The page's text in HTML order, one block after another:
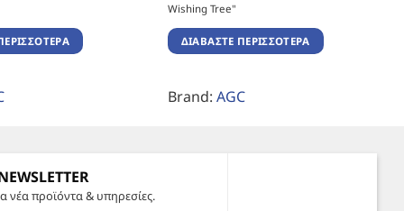
Wishing Tree"
ΔΙΑΒΆΣΤΕ ΠΕΡΙΣΣΌΤΕΡΑ
Brand: AGC
νέα προϊόντα & υπηρεσίες.